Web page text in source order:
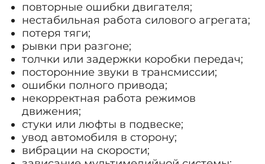
повторные ошибки двигателя;
нестабильная работа силового агрегата;
потеря тяги;
рывки при разгоне;
толчки или задержки коробки передач;
посторонние звуки в трансмиссии;
ошибки полного привода;
некорректная работа режимов
движения;
стуки или люфты в подвеске;
увод автомобиля в сторону;
вибрации на скорости;